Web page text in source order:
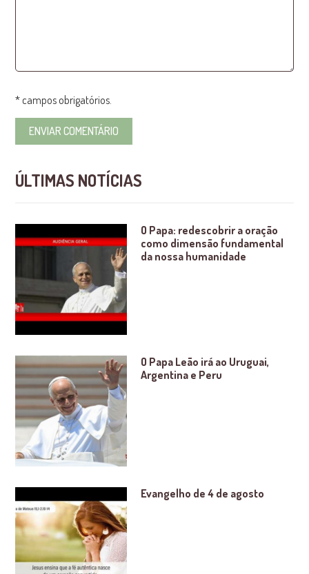
* campos obrigatórios.
ÚLTIMAS NOTÍCIAS
O Papa: redescobrir a oração
como dimensão fundamental
da nossa humanidade
O Papa Leão irá ao Uruguai,
Argentina e Peru
Evangelho de 4 de agosto